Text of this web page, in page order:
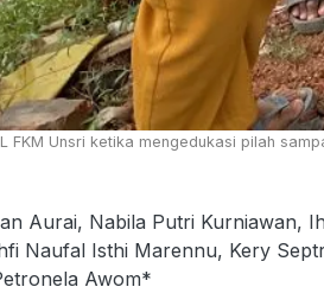
FKM Unsri ketika mengedukasi pilah
Aurai, Nabila Putri Kurniawan,
Naufal Isthi Marennu, Kery
Awom*